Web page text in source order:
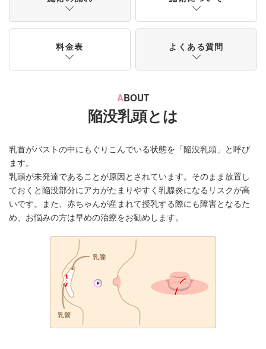
料金表 よくある質問
ABOUT
陥没乳頭とは
乳首がバストの中にもぐりこんでいる状態を「陥没乳頭」と呼び
ます。
乳頭が未発達であることが原因とされています。そのまま放置し
ておくと陥没部分にアカがたまりやすく乳腺炎になるリスクが高
いです。また、赤ちゃんが産まれて授乳する際にも障害となるた
め、お悩みの方は早めの治療をお勧めします。